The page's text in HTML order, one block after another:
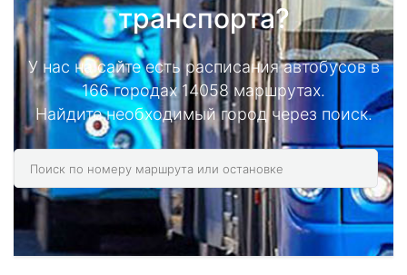
транспорта?
У нас на сайте есть расписания автобусов в
166 городах 14058 маршрутах.
Найдите необходимый город через поиск.